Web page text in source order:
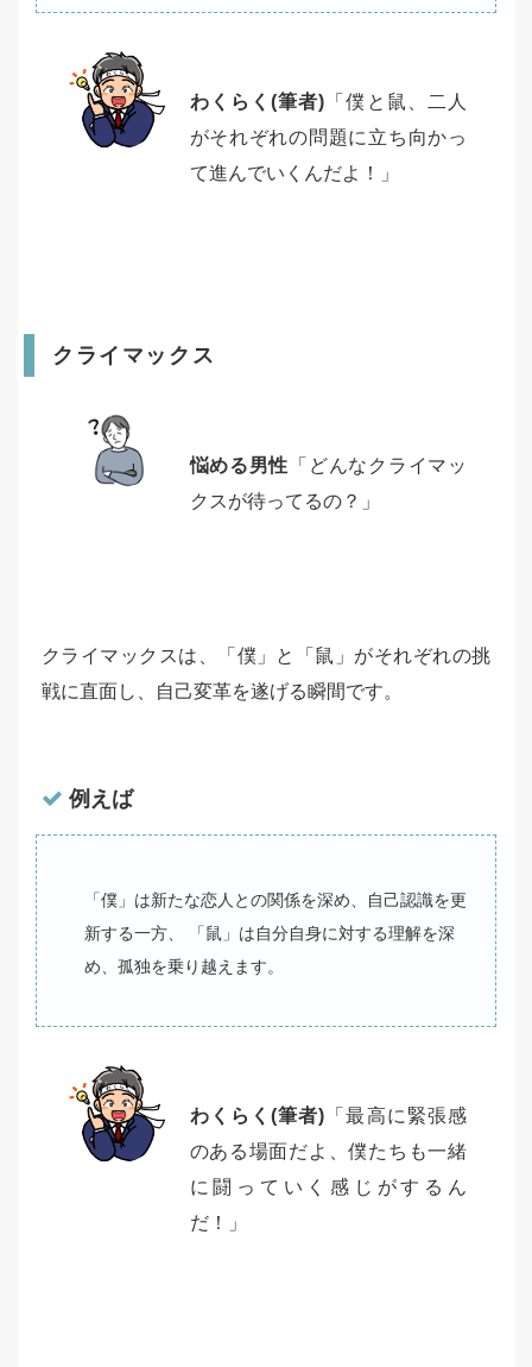
わくらく(筆者) 「僕と鼠、二人
がそれぞれの問題に立ち向かっ
て進んでいくんだよ！」
クライマックス
悩める男性 「どんなクライマッ
クスが待ってるの？」
クライマックスは、「僕」と「鼠」がそれぞれの挑
戦に直面し、自己変革を遂げる瞬間です。
例えば
「僕」は新たな恋人との関係を深め、自己認識を更
新する一方、 「鼠」は自分自身に対する理解を深
め、孤独を乗り越えます。
わくらく(筆者) 「最高に緊張感
のある場面だよ、僕たちも一緒
に闘っていく感じがするん
だ！」